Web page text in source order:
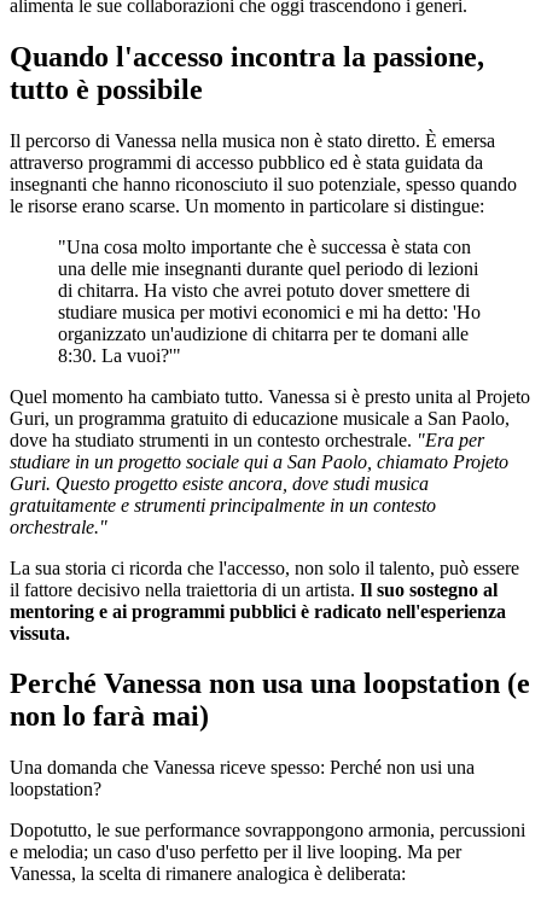
alimenta le sue collaborazioni che oggi trascendono i generi.
Quando l'accesso incontra la passione,
tutto è possibile
Il percorso di Vanessa nella musica non è stato diretto. È emersa
attraverso programmi di accesso pubblico ed è stata guidata da
insegnanti che hanno riconosciuto il suo potenziale, spesso quando
le risorse erano scarse. Un momento in particolare si distingue:
"Una cosa molto importante che è successa è stata con
una delle mie insegnanti durante quel periodo di lezioni
di chitarra. Ha visto che avrei potuto dover smettere di
studiare musica per motivi economici e mi ha detto: 'Ho
organizzato un'audizione di chitarra per te domani alle
8:30. La vuoi?'"
Quel momento ha cambiato tutto. Vanessa si è presto unita al Projeto
Guri, un programma gratuito di educazione musicale a San Paolo,
dove ha studiato strumenti in un contesto orchestrale. "Era per
studiare in un progetto sociale qui a San Paolo, chiamato Projeto
Guri. Questo progetto esiste ancora, dove studi musica
gratuitamente e strumenti principalmente in un contesto
orchestrale."
La sua storia ci ricorda che l'accesso, non solo il talento, può essere
il fattore decisivo nella traiettoria di un artista. Il suo sostegno al
mentoring e ai programmi pubblici è radicato nell'esperienza
vissuta.
Perché Vanessa non usa una loopstation (e
non lo farà mai)
Una domanda che Vanessa riceve spesso: Perché non usi una
loopstation?
Dopotutto, le sue performance sovrappongono armonia, percussioni
e melodia; un caso d'uso perfetto per il live looping. Ma per
Vanessa, la scelta di rimanere analogica è deliberata: